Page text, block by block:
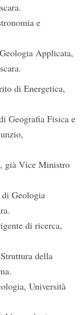
e
Applicata,
di Energetica,
Geografia Fisica e
già Vice Ministro
Geologia
di ricerca,
della
Università